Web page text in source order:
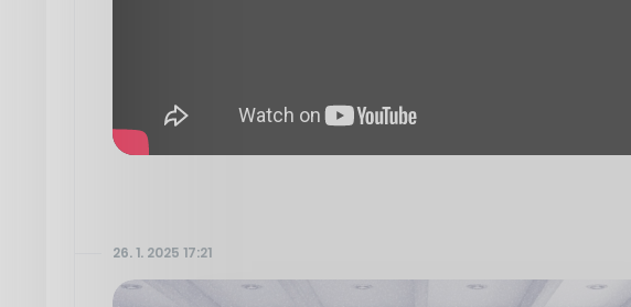
26. 1. 2025 17:21